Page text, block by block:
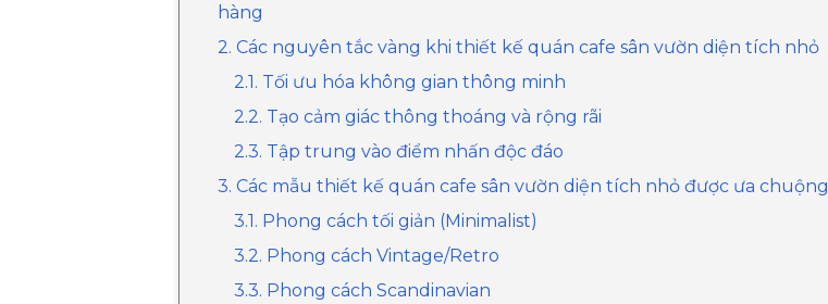
hàng
2. Các nguyên tắc vàng khi thiết kế quán cafe sân vườn diện tích nhỏ
2.1. Tối ưu hóa không gian thông minh
2.2. Tạo cảm giác thông thoáng và rộng rãi
2.3. Tập trung vào điểm nhấn độc đáo
3. Các mẫu thiết kế quán cafe sân vườn diện tích nhỏ được ưa chuộng
3.1. Phong cách tối giản (Minimalist)
3.2. Phong cách Vintage/Retro
3.3. Phong cách Scandinavian